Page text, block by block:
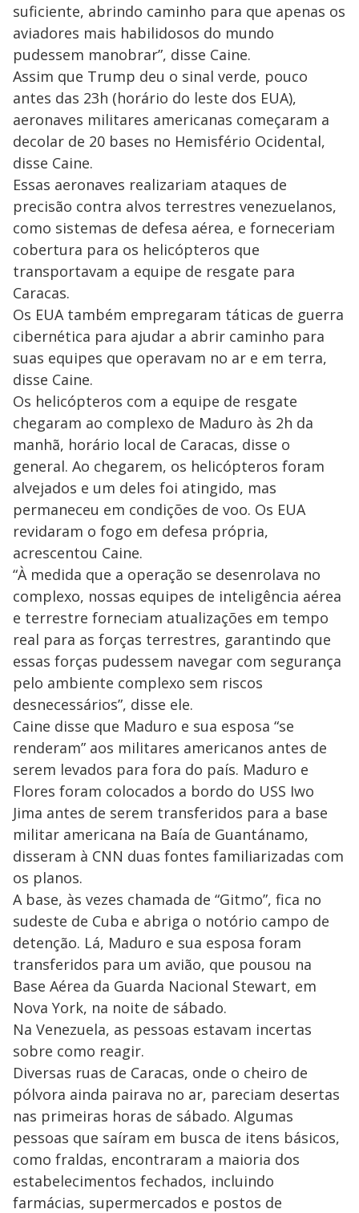
suficiente, abrindo caminho para que apenas os
aviadores mais habilidosos do mundo
pudessem manobrar”, disse Caine.
Assim que Trump deu o sinal verde, pouco
antes das 23h (horário do leste dos EUA),
aeronaves militares americanas começaram a
decolar de 20 bases no Hemisfério Ocidental,
disse Caine.
Essas aeronaves realizariam ataques de
precisão contra alvos terrestres venezuelanos,
como sistemas de defesa aérea, e forneceriam
cobertura para os helicópteros que
transportavam a equipe de resgate para
Caracas.
Os EUA também empregaram táticas de guerra
cibernética para ajudar a abrir caminho para
suas equipes que operavam no ar e em terra,
disse Caine.
Os helicópteros com a equipe de resgate
chegaram ao complexo de Maduro às 2h da
manhã, horário local de Caracas, disse o
general. Ao chegarem, os helicópteros foram
alvejados e um deles foi atingido, mas
permaneceu em condições de voo. Os EUA
revidaram o fogo em defesa própria,
acrescentou Caine.
“À medida que a operação se desenrolava no
complexo, nossas equipes de inteligência aérea
e terrestre forneciam atualizações em tempo
real para as forças terrestres, garantindo que
essas forças pudessem navegar com segurança
pelo ambiente complexo sem riscos
desnecessários”, disse ele.
Caine disse que Maduro e sua esposa “se
renderam” aos militares americanos antes de
serem levados para fora do país. Maduro e
Flores foram colocados a bordo do USS Iwo
Jima antes de serem transferidos para a base
militar americana na Baía de Guantánamo,
disseram à CNN duas fontes familiarizadas com
os planos.
A base, às vezes chamada de “Gitmo”, fica no
sudeste de Cuba e abriga o notório campo de
detenção. Lá, Maduro e sua esposa foram
transferidos para um avião, que pousou na
Base Aérea da Guarda Nacional Stewart, em
Nova York, na noite de sábado.
Na Venezuela, as pessoas estavam incertas
sobre como reagir.
Diversas ruas de Caracas, onde o cheiro de
pólvora ainda pairava no ar, pareciam desertas
nas primeiras horas de sábado. Algumas
pessoas que saíram em busca de itens básicos,
como fraldas, encontraram a maioria dos
estabelecimentos fechados, incluindo
farmácias, supermercados e postos de